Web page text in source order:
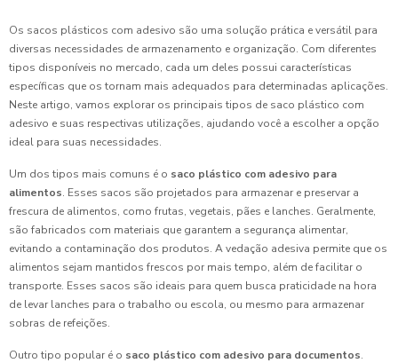
Os sacos plásticos com adesivo são uma solução prática e versátil para
diversas necessidades de armazenamento e organização. Com diferentes
tipos disponíveis no mercado, cada um deles possui características
específicas que os tornam mais adequados para determinadas aplicações.
Neste artigo, vamos explorar os principais tipos de saco plástico com
adesivo e suas respectivas utilizações, ajudando você a escolher a opção
ideal para suas necessidades.
Um dos tipos mais comuns é o saco plástico com adesivo para
alimentos. Esses sacos são projetados para armazenar e preservar a
frescura de alimentos, como frutas, vegetais, pães e lanches. Geralmente,
são fabricados com materiais que garantem a segurança alimentar,
evitando a contaminação dos produtos. A vedação adesiva permite que os
alimentos sejam mantidos frescos por mais tempo, além de facilitar o
transporte. Esses sacos são ideais para quem busca praticidade na hora
de levar lanches para o trabalho ou escola, ou mesmo para armazenar
sobras de refeições.
Outro tipo popular é o saco plástico com adesivo para documentos.